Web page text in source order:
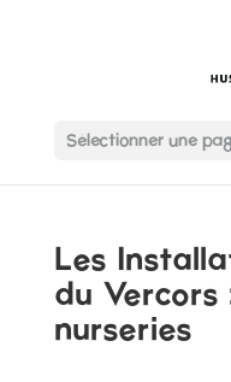
Sélectionner une
Les
du Vercors
nurseries